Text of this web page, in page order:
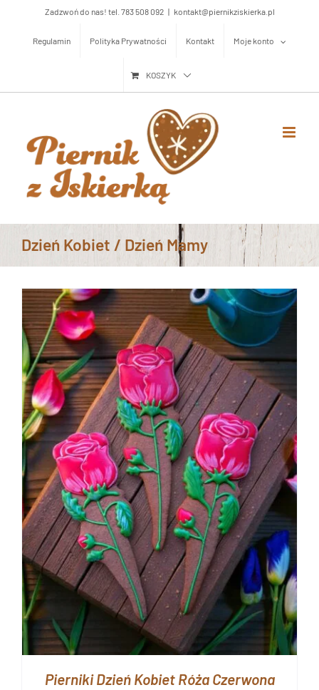
zawartości
Zadzwoń do nas! tel. 783 508 092 | kontakt@piernikziskierka.pl
Regulamin Polityka Prywatności Kontakt Moje konto
KOSZYK
Dzień Kobiet / Dzień Mamy
Pierniki Dzień Kobiet Róża Czerwona